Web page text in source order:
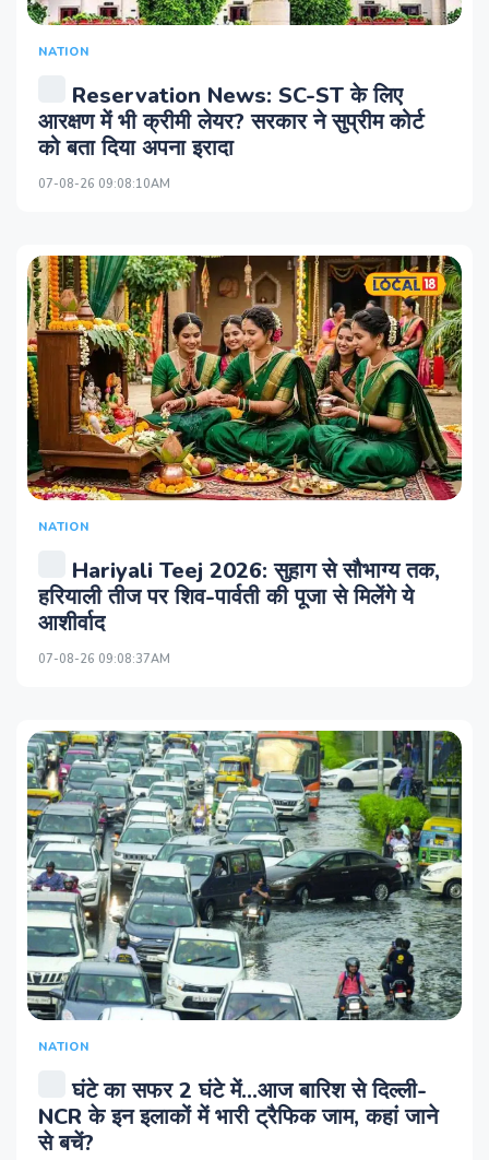
NATION
Reservation News: SC-ST के लिए
आरक्षण में भी क्रीमी लेयर? सरकार ने सुप्रीम कोर्ट
को बता दिया अपना इरादा
07-08-26 09:08:10AM
NATION
Hariyali Teej 2026: सुहाग से सौभाग्य तक,
हरियाली तीज पर शिव-पार्वती की पूजा से मिलेंगे ये
आशीर्वाद
07-08-26 09:08:37AM
NATION
घंटे का सफर 2 घंटे में...आज बारिश से दिल्ली-
NCR के इन इलाकों में भारी ट्रैफिक जाम, कहां जाने
से बचें?